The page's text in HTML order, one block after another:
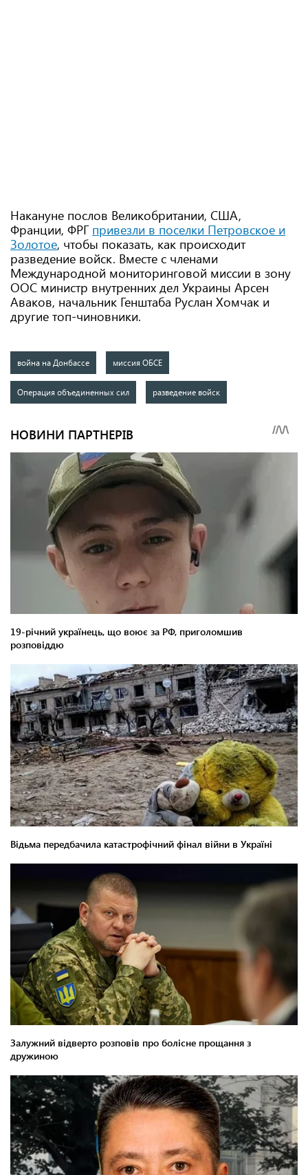
Накануне послов Великобритании, США,
Франции, ФРГ привезли в поселки Петровское и
Золотое, чтобы показать, как происходит
разведение войск. Вместе с членами
Международной мониторинговой миссии в зону
ООС министр внутренних дел Украины Арсен
Аваков, начальник Генштаба Руслан Хомчак и
другие топ-чиновники.
война на Донбассе миссия ОБСЕ
Операция объединенных сил разведение войск